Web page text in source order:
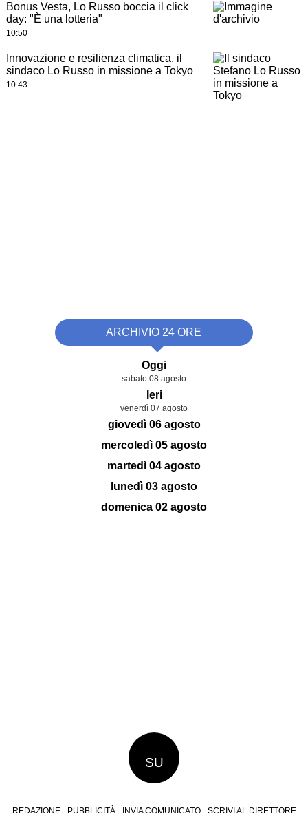
Bonus Vesta, Lo Russo boccia il click
day: "È una lotteria"
10:50
Innovazione e resilienza climatica, il
sindaco Lo Russo in missione a Tokyo
10:43
ARCHIVIO 24 ORE
Oggi
sabato 08 agosto
Ieri
venerdì 07 agosto
giovedì 06 agosto
mercoledì 05 agosto
martedì 04 agosto
lunedì 03 agosto
domenica 02 agosto
SU
REDAZIONE PUBBLICITÀ INVIA COMUNICATO SCRIVI AL DIRETTORE